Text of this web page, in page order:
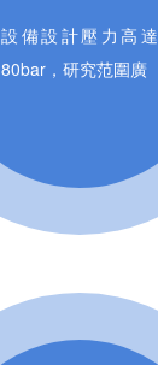
設備設計壓力高達
80bar，研究范圍廣